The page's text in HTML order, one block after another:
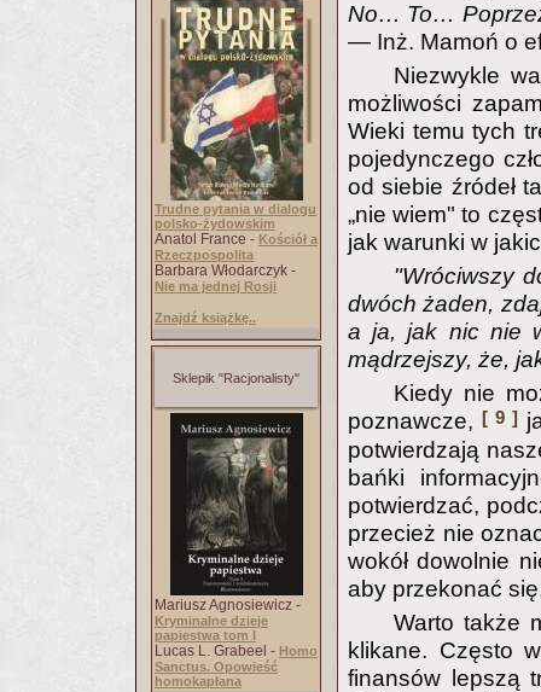
Trudne pytania w dialogu
polsko-żydowskim
Anatol France - Kościół a
Rzeczpospolita
Barbara Włodarczyk -
Nie ma jednej Rosji
Znajdź książkę..
Sklepik "Racjonalisty"
Mariusz Agnosiewicz -
Kryminalne dzieje
papiestwa tom I
Lucas L. Grabeel - Homo
Sanctus. Opowieść
homokapłana
No… To…
— Inż. Mamoń o
Niezwykle
możliwości
Wieki temu tych
pojedynczego
od siebie źródeł
„nie wiem" to
jak warunki w
"Wróciwszy
dwóch żaden,
a ja, jak nic nie
mądrzejszy, że,
Kiedy nie
poznawcze, [ 9 ]
potwierdzają
bańki
potwierdzać,
przecież nie
wokół dowolnie
aby przekonać
Warto także
klikane. Często
finansów lepszą